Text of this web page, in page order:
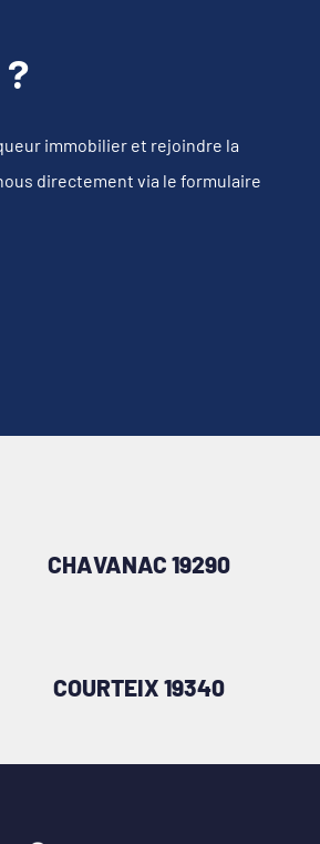
immobilier et rejoindre la
directement via le formulaire
CHAVANAC 19290
COURTEIX 19340